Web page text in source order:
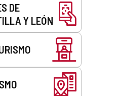
DE
Y LEÓN